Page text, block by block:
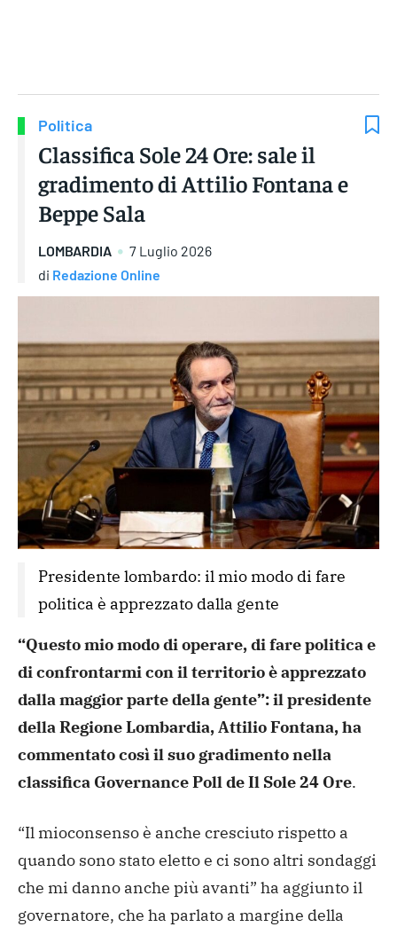
Politica
Classifica Sole 24 Ore: sale il
gradimento di Attilio Fontana e
Beppe Sala
LOMBARDIA
7 Luglio 2026
di Redazione Online
Presidente lombardo: il mio modo di fare
politica è apprezzato dalla gente
“Questo mio modo di operare, difare politica e
di confrontarmi con il territorio è apprezzato
dalla maggior parte della gente”: il presidente
della RegioneLombardia, Attilio Fontana, ha
commentato così il suo gradimentonella
classifica Governance Poll de Il Sole 24 Ore.
“Il mioconsenso è anche cresciuto rispetto a
quando sono stato eletto e ci sono altri sondaggi
che mi danno anche più avanti” ha aggiunto il
governatore, che ha parlato a margine della